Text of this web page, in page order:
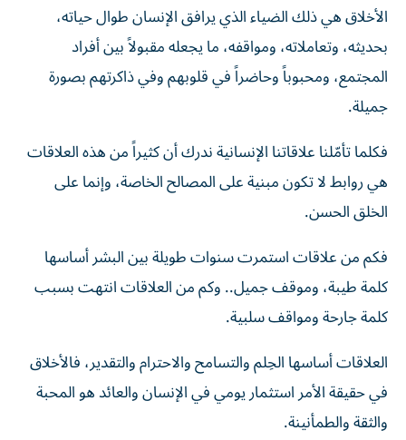
الأخلاق هي ذلك الضياء الذي يرافق الإنسان طوال حياته،
بحديثه، وتعاملاته، ومواقفه، ما يجعله مقبولاً بين أفراد
المجتمع، ومحبوباً وحاضراً في قلوبهم وفي ذاكرتهم بصورة
جميلة.
فكلما تأمّلنا علاقاتنا الإنسانية ندرك أن كثيراً من هذه العلاقات
هي روابط لا تكون مبنية على المصالح الخاصة، وإنما على
الخلق الحسن.
فكم من علاقات استمرت سنوات طويلة بين البشر أساسها
كلمة طيبة، وموقف جميل.. وكم من العلاقات انتهت بسبب
كلمة جارحة ومواقف سلبية.
العلاقات أساسها الحِلم والتسامح والاحترام والتقدير، فالأخلاق
في حقيقة الأمر استثمار يومي في الإنسان والعائد هو المحبة
والثقة والطمأنينة.